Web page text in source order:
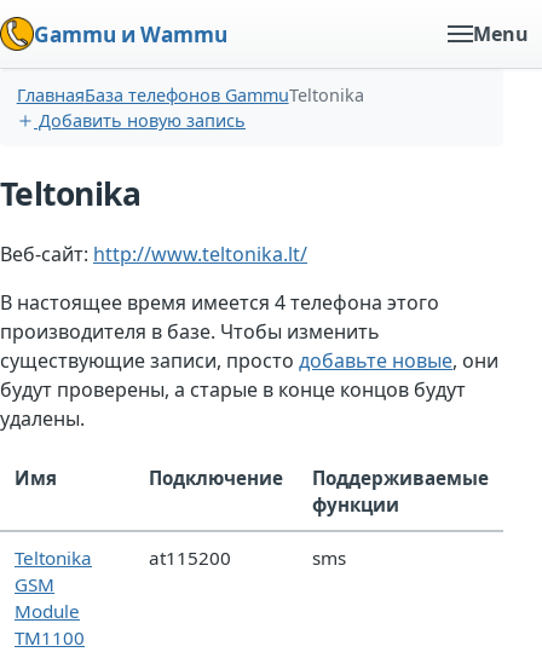
Gammu и Wammu Menu
ГлавнаяБаза телефонов GammuTeltonika
Добавить новую запись
Teltonika
Веб-сайт: http://www.teltonika.lt/
В настоящее время имеется 4 телефона этого
производителя в базе. Чтобы изменить
существующие записи, просто добавьте новые, они
будут проверены, а старые в конце концов будут
удалены.
Имя Подключение
Поддерживаемые
функции
Teltonika
GSM
Module
TM1100
at115200 sms